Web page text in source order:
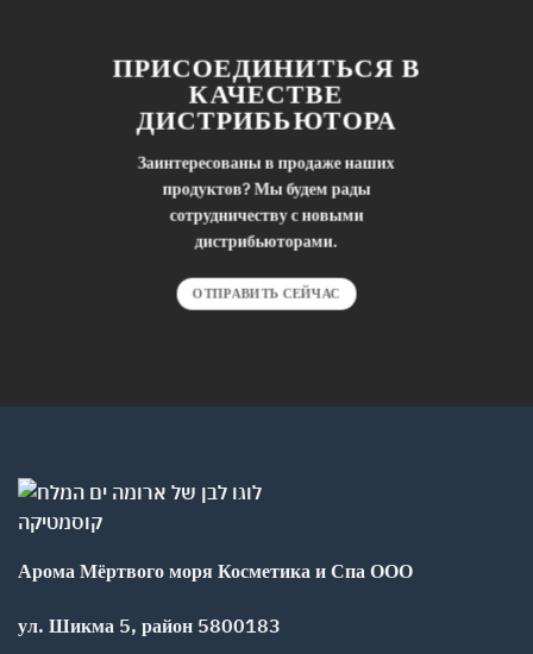
ПРИСОЕДИНИТЬСЯ В
КАЧЕСТВЕ
ДИСТРИБЬЮТОРА
Заинтересованы в продаже наших
продуктов? Мы будем рады
сотрудничеству с новыми
дистрибьюторами.
ОТПРАВИТЬ СЕЙЧАС
Арома Мёртвого моря Косметика и Спа ООО
ул. Шикма 5, район 5800183